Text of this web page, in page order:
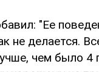
"Ее
не делается.
чем было